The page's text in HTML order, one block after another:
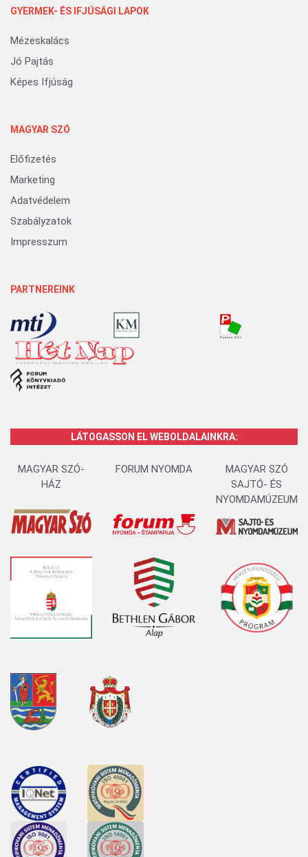
GYERMEK- ÉS IFJÚSÁGI LAPOK
Mézeskalács
Jó Pajtás
Képes Ifjúság
MAGYAR SZÓ
Előfizetés
Marketing
Adatvédelem
Szabályzatok
Impresszum
PARTNEREINK
LÁTOGASSON EL WEBOLDALAINKRA:
MAGYAR SZÓ-
HÁZ
FORUM NYOMDA
MAGYAR SZÓ
SAJTÓ- ÉS
NYOMDAMÚZEUM